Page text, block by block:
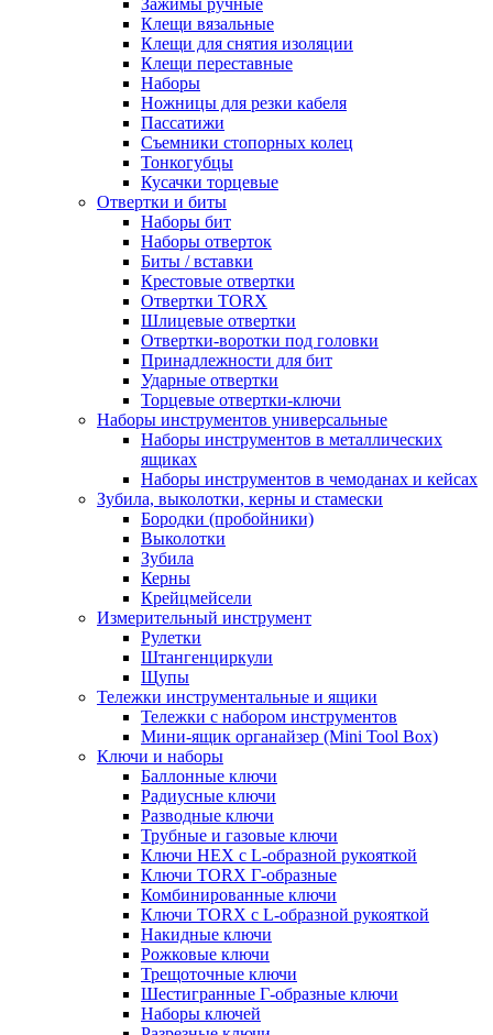
Зажимы ручные
Клещи вязальные
Клещи для снятия изоляции
Клещи переставные
Наборы
Ножницы для резки кабеля
Пассатижи
Съемники стопорных колец
Тонкогубцы
Кусачки торцевые
Отвертки и биты
Наборы бит
Наборы отверток
Биты / вставки
Крестовые отвертки
Отвертки TORX
Шлицевые отвертки
Отвертки-воротки под головки
Принадлежности для бит
Ударные отвертки
Торцевые отвертки-ключи
Наборы инструментов универсальные
Наборы инструментов в металлических
ящиках
Наборы инструментов в чемоданах и кейсах
Зубила, выколотки, керны и стамески
Бородки (пробойники)
Выколотки
Зубила
Керны
Крейцмейсели
Измерительный инструмент
Рулетки
Штангенциркули
Щупы
Тележки инструментальные и ящики
Тележки с набором инструментов
Мини-ящик органайзер (Mini Tool Box)
Ключи и наборы
Баллонные ключи
Радиусные ключи
Разводные ключи
Трубные и газовые ключи
Ключи HEX с L-образной рукояткой
Ключи TORX Г-образные
Комбинированные ключи
Ключи TORX с L-образной рукояткой
Накидные ключи
Рожковые ключи
Трещоточные ключи
Шестигранные Г-образные ключи
Наборы ключей